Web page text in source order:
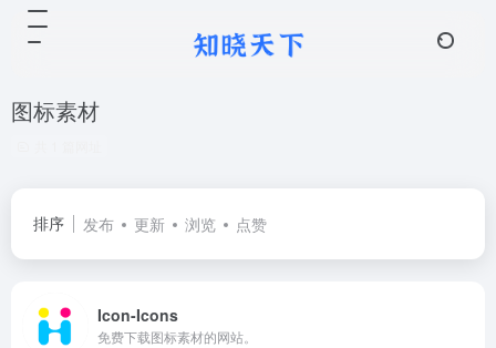
图标素材
排序 发布 更新 浏览 点赞
Icon-Icons
免费下载图标素材的网站。